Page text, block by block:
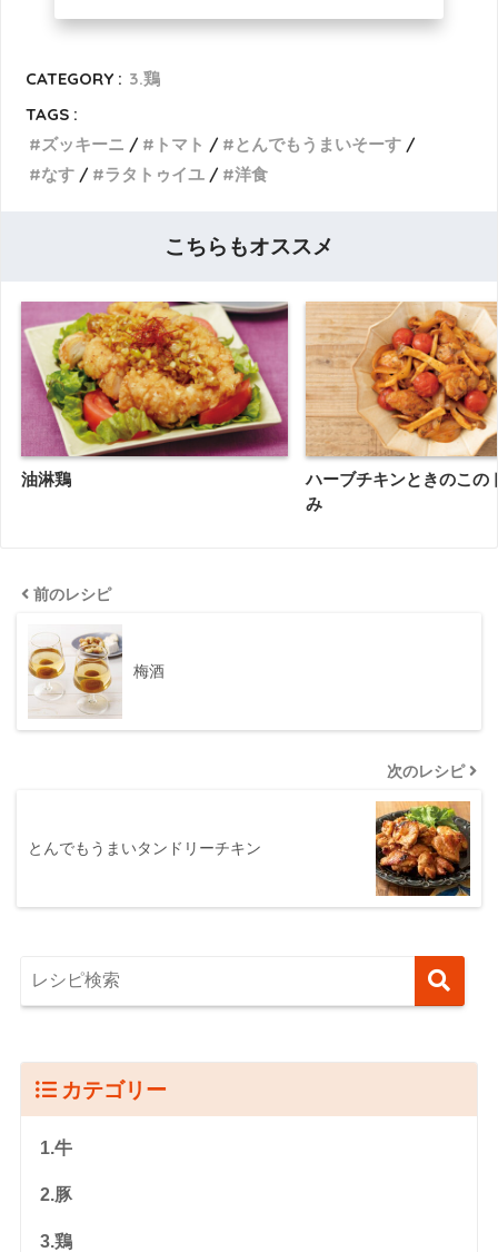
CATEGORY : 3.鶏
TAGS :
ズッキーニ
トマト
とんでもうまいそーす
なす
ラタトゥイユ 洋食
こちらもオススメ
油淋鶏
ハーブチキンときのこの
み
前のレシピ
梅酒
次のレシピ
とんでもうまいタンドリーチキン
カテゴリー
1.牛
2.豚
3.鶏